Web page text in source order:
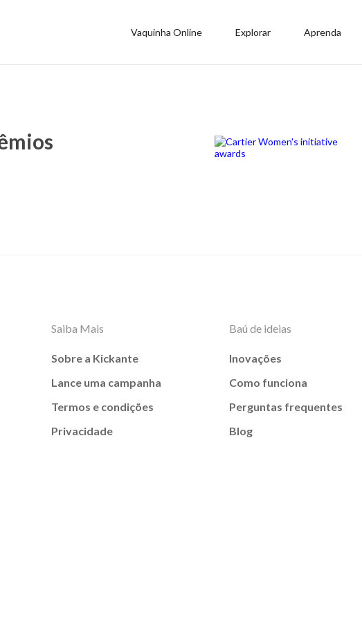
Vaquinha Online Explorar Aprenda
Saiba Mais
Sobre a Kickante
Lance uma campanha
Termos e condições
Privacidade
Baú de ideias
Inovações
Como funciona
Perguntas frequentes
Blog